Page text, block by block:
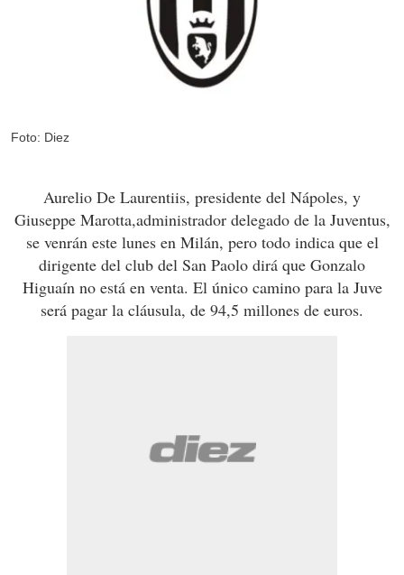
Foto: Diez
Aurelio De Laurentiis, presidente del Nápoles, y
Giuseppe Marotta,administrador delegado de la Juventus,
se venrán este lunes en Milán, pero todo indica que el
dirigente del club del San Paolo dirá que Gonzalo
Higuaín no está en venta. El único camino para la Juve
será pagar la cláusula, de 94,5 millones de euros.